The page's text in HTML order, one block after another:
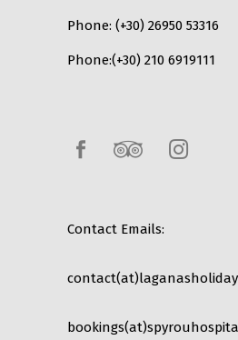
Phone: (+30) 26950 53316
Phone:(+30) 210 6919111
Contact Emails: